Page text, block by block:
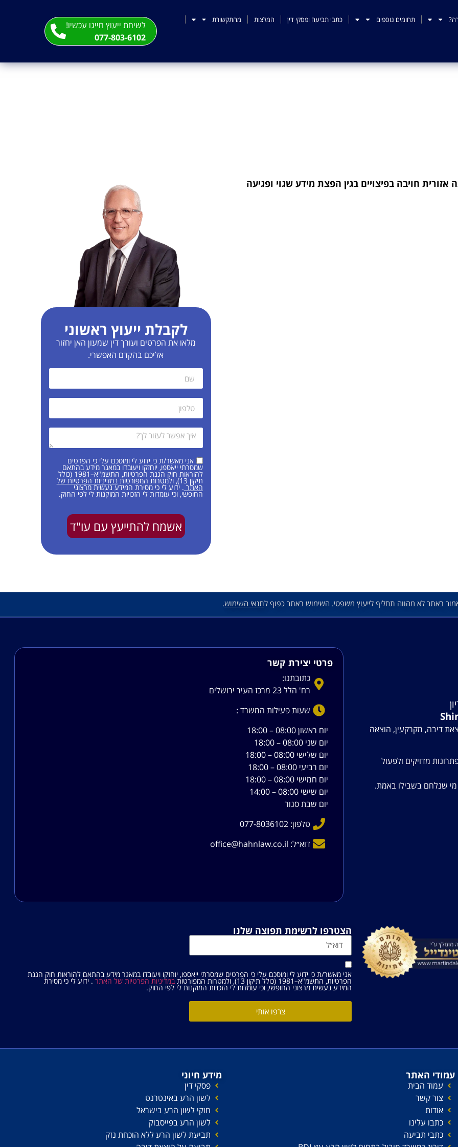
תחומים נוספים כתבי תביעה ופסקי דין המלצות מהתקשורת
לשיחת ייעוץ חייגו עכשיו!
077-803-6102
חויבה בפיצויים בגין הפצת מידע שגוי ופגיעה
לקבלת ייעוץ ראשוני
מלאו את הפרטים ועורך דין שמעון האן יחזור
אליכם בהקדם האפשרי.
אני מאשר/ת כי ידוע לי ומוסכם עלי כי הפרטים
שמסרתי ייאספו, יוחזקו ויעובדו במאגר מידע בהתאם
להוראות חוק הגנת הפרטיות, התשמ"א–1981 (כולל
תיקון 13), ולמטרות המפורטות במדיניות הפרטיות של
האתר . ידוע לי כי מסירת המידע נעשית מרצוני
החופשי, וכי עומדות לי הזכויות המוקנות לי לפי החוק.
אשמח להתייעץ עם עו"ד
באתר לא מהווה תחליף לייעוץ משפטי. השימוש באתר כפוף לתנאי השימוש.
דיבה, מקרקעין, הוצאה
מדויקים ולפעול
מי שנלחם בשבילו באמת.
פרטי יצירת קשר
כתובתנו:
רח' הלל 23 מרכז העיר ירושלים
שעות פעילות המשרד :
יום ראשון 08:00 – 18:00
יום שני 08:00 – 18:00
יום שלישי 08:00 – 18:00
יום רביעי 08:00 – 18:00
יום חמישי 08:00 – 18:00
יום שישי 08:00 – 14:00
יום שבת סגור
טלפון: 077-8036102
דוא׳׳ל: office@hahnlaw.co.il
הצטרפו לרשימת תפוצה שלנו
אני מאשר/ת כי ידוע לי ומוסכם עלי כי הפרטים שמסרתי ייאספו, יוחזקו ויעובדו במאגר מידע בהתאם להוראות חוק הגנת
הפרטיות, התשמ"א–1981 (כולל תיקון 13), ולמטרות המפורטות במדיניות הפרטיות של האתר . ידוע לי כי מסירת
המידע נעשית מרצוני החופשי, וכי עומדות לי הזכויות המוקנות לי לפי החוק.
צרפו אותי
עמודי האתר
עמוד הבית
צור קשר
אודות
כתבו עלינו
כתבי תביעה
מידע חיוני
פסקי דין
לשון הרע באינטרנט
חוקי לשון הרע בישראל
לשון הרע בפייסבוק
תביעת לשון הרע ללא הוכחת נזק